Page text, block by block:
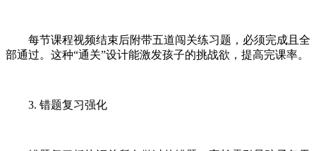
每节课程视频结束后附带五道闯关练习题，必须完成且全
部通过。这种“通关”设计能激发孩子的挑战欲，提高完课率。
3. 错题复习强化